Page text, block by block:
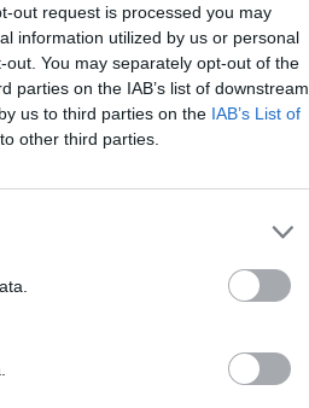
out request is processed you may
information utilized by us or personal
You may separately opt-out of the
parties on the IAB’s list of downstream
us to third parties on the IAB’s List of
other third parties.
nächtigen? JA